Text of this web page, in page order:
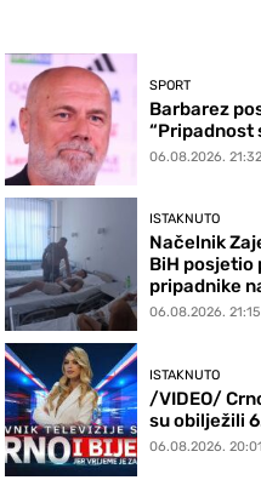
SPORT
Barbarez
“Pripadnost
06.08.2026. 21:32
ISTAKNUTO
Načelnik
BiH posjetio
pripadnike
06.08.2026. 21:15
ISTAKNUTO
/VIDEO/
su obilježili
06.08.2026. 20:01